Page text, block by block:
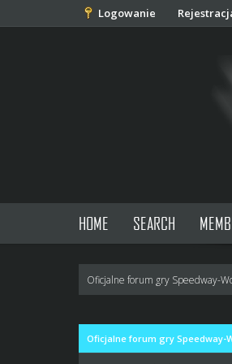
Logowanie
HOME SEARCH
Oficjalne forum gry Speedway-
Oficjalne forum gry Speedway-